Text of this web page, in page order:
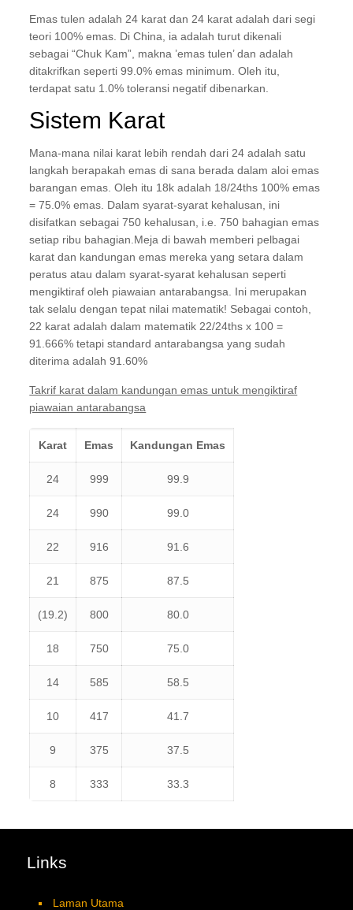
Emas tulen adalah 24 karat dan 24 karat adalah dari segi
teori 100% emas. Di China, ia adalah turut dikenali
sebagai “Chuk Kam”, makna ’emas tulen’ dan adalah
ditakrifkan seperti 99.0% emas minimum. Oleh itu,
terdapat satu 1.0% toleransi negatif dibenarkan.
Sistem Karat
Mana-mana nilai karat lebih rendah dari 24 adalah satu
langkah berapakah emas di sana berada dalam aloi emas
barangan emas. Oleh itu 18k adalah 18/24ths 100% emas
= 75.0% emas. Dalam syarat-syarat kehalusan, ini
disifatkan sebagai 750 kehalusan, i.e. 750 bahagian emas
setiap ribu bahagian.Meja di bawah memberi pelbagai
karat dan kandungan emas mereka yang setara dalam
peratus atau dalam syarat-syarat kehalusan seperti
mengiktiraf oleh piawaian antarabangsa. Ini merupakan
tak selalu dengan tepat nilai matematik! Sebagai contoh,
22 karat adalah dalam matematik 22/24ths x 100 =
91.666% tetapi standard antarabangsa yang sudah
diterima adalah 91.60%
Takrif karat dalam kandungan emas untuk mengiktiraf
piawaian antarabangsa
Karat Emas Kandungan Emas
24 999 99.9
24 990 99.0
22 916 91.6
21 875 87.5
(19.2) 800 80.0
18 750 75.0
14 585 58.5
10 417 41.7
9 375 37.5
8 333 33.3
Links
Laman Utama